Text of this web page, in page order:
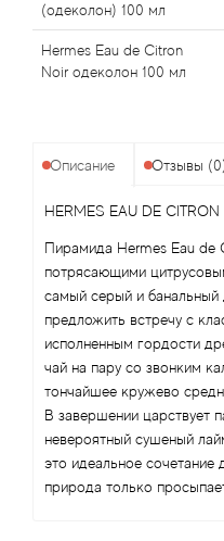
(одеколон) 100 мл
Hermes Eau de Citron
Noir одеколон 100 мл
Описание Отзывы
HERMES EAU DE CITRON
Пирамида Hermes Eau de
потрясающими
самый серый и банальный
предложить встречу с
исполненным гордости
чай на пару со звонким
тончайшее кружево
В завершении царствует
невероятный сушеный
это идеальное сочетание
природа только
Angel Schlesser
Anima Mundi
Anne Fontaine
Annick Goutal
Antonia's Flowers
Antonio Banderas
Antonio Puig